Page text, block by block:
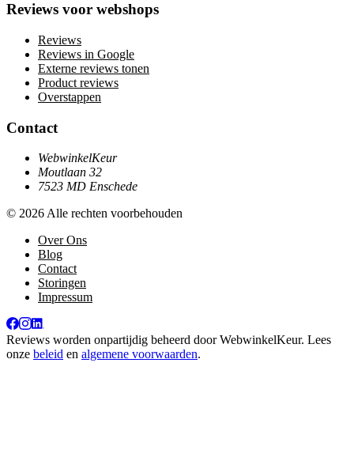
Reviews voor webshops
Reviews
Reviews in Google
Externe reviews tonen
Product reviews
Overstappen
Contact
WebwinkelKeur
Moutlaan 32
7523 MD Enschede
© 2026 Alle rechten voorbehouden
Over Ons
Blog
Contact
Storingen
Impressum
Reviews worden onpartijdig beheerd doorWebwinkelKeur. Lees
onze beleid en algemene voorwaarden.